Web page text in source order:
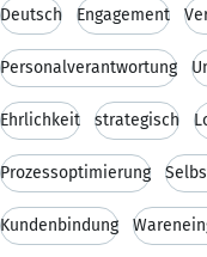
Deutsch Engagement
Personalverantwortung
Ehrlichkeit strategisch
Prozessoptimierung
Kundenbindung